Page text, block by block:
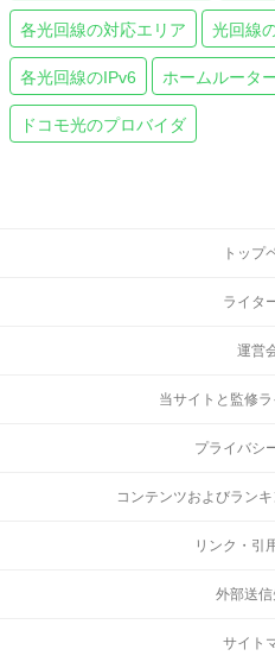
各光回線の対応エリア 光回線
各光回線のIPv6 ホームルータ
ドコモ光のプロバイダ
トップ
ライタ
運営
当サイトと監修
プライバシ
コンテンツおよびラン
リンク・引
外部送
サイト